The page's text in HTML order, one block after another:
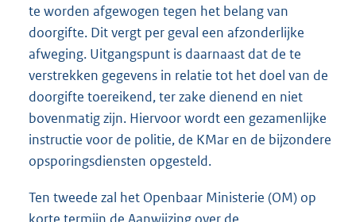
te worden afgewogen tegen het belang van
doorgifte. Dit vergt per geval een afzonderlijke
afweging. Uitgangspunt is daarnaast dat de te
verstrekken gegevens in relatie tot het doel van de
doorgifte toereikend, ter zake dienend en niet
bovenmatig zijn. Hiervoor wordt een gezamenlijke
instructie voor de politie, de KMar en de bijzondere
opsporingsdiensten opgesteld.
Ten tweede zal het Openbaar Ministerie (OM) op
korte termijn de Aanwijzing over de